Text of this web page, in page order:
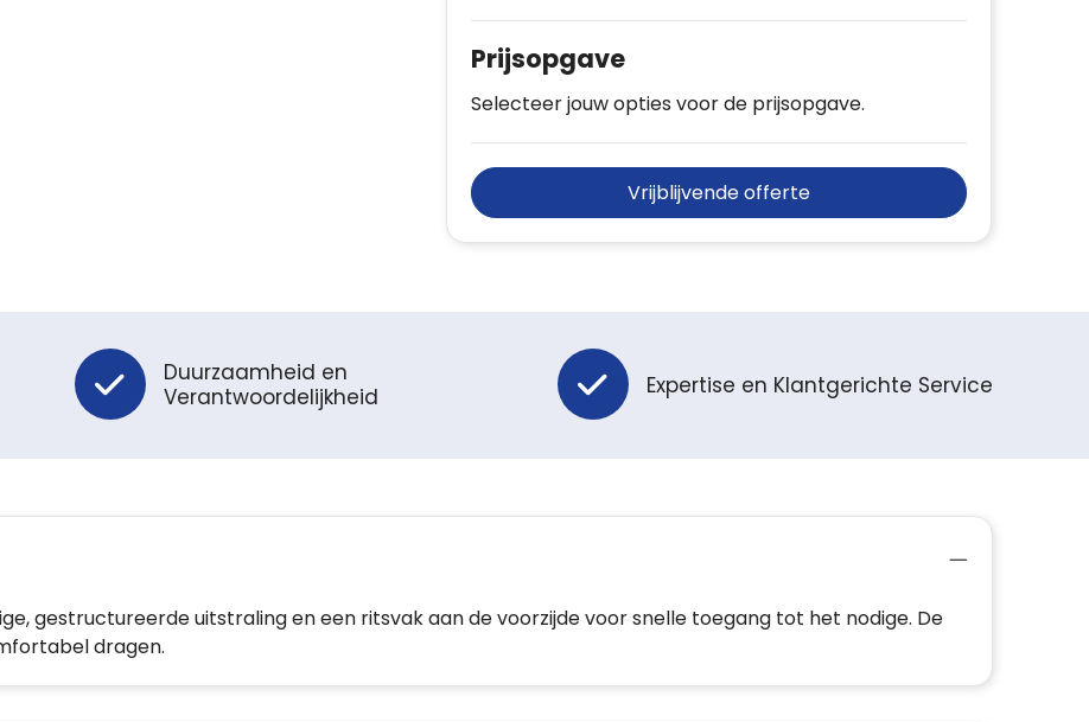
Prijsopgave
Selecteer jouw opties voor de prijsopgave.
Vrijblijvende offerte
Duurzaamheid en
Verantwoordelijkheid
Expertise en Klantgerichte Service
gestructureerde uitstraling en een ritsvak aan de voorzijde voor snelle toegang tot het nodige. De
dragen.